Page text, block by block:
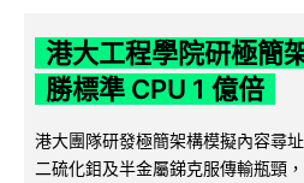
港大工程學院研極簡
勝標準 CPU 1 億倍
港大團隊研發極簡架構模擬內容尋
二硫化鉬及半金屬銻克服傳輸瓶頸